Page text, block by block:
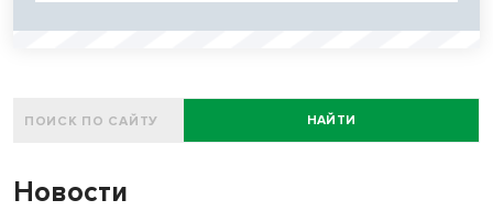
НАЙТИ
Новости